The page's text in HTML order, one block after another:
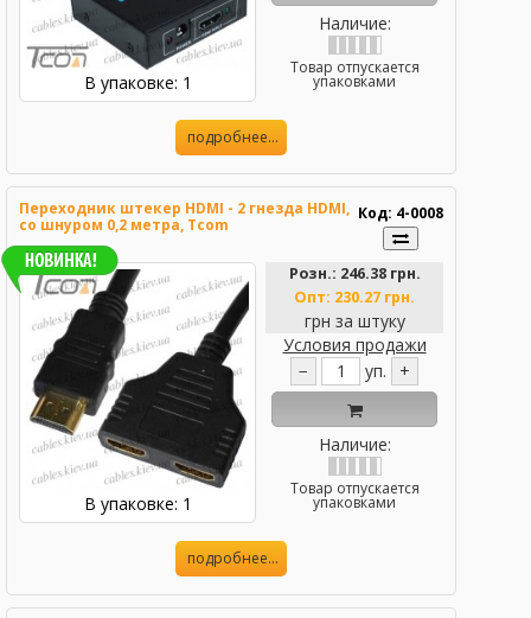
В упаковке: 1
Наличие:
Товар отпускается
упаковками
подробнее...
Переходник штекер HDMI - 2 гнезда HDMI,
со шнуром 0,2 метра, Tcom
Код: 4-0008
В упаковке: 1
Розн.: 246.38 грн.
Опт: 230.27 грн.
грн за штуку
Условия продажи
−
уп. +
Наличие:
Товар отпускается
упаковками
подробнее...